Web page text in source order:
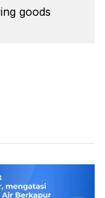
goods